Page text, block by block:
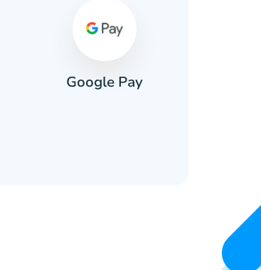
Google Pay